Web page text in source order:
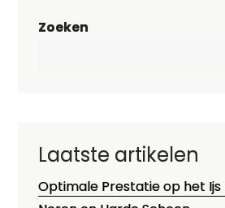
Zoeken
Laatste artikelen
Optimale Prestatie op het Ijs